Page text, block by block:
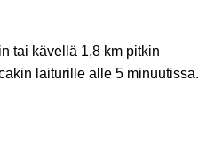
tai kävellä 1,8 km pitkin
laiturille alle 5 minuutissa.